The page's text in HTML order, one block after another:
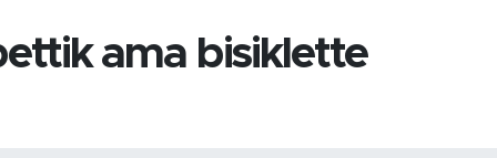
ama bisiklette